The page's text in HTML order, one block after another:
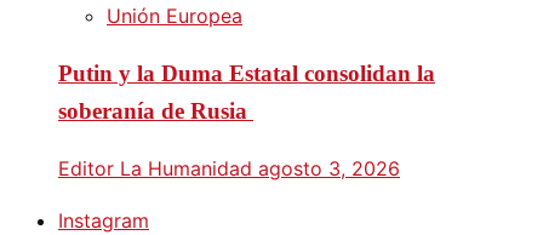
Unión Europea
Putin y la Duma Estatal consolidan la
soberanía de Rusia
Editor La Humanidad agosto 3, 2026
Instagram